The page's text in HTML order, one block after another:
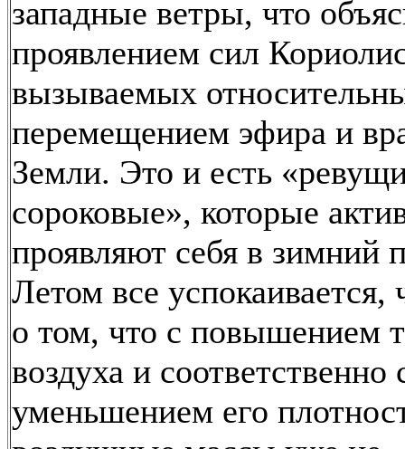
западные ветры, что
проявлением сил
вызываемых
перемещением эфира и
Земли. Это и есть
сороковые», которые
проявляют себя в зимний
Летом все успокаивается,
о том, что с повышением
воздуха и соответственно
уменьшением его